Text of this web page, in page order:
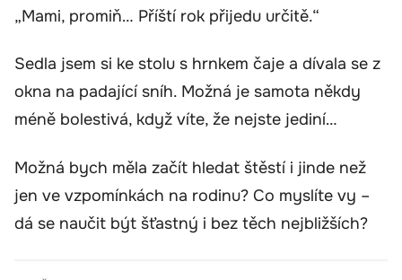
„Mami, promiň… Příští rok přijedu určitě.“
Sedla jsem si ke stolu s hrnkem čaje a dívala se z
okna na padající sníh. Možná je samota někdy
méně bolestivá, když víte, že nejste jediní…
Možná bych měla začít hledat štěstí i jinde než
jen ve vzpomínkách na rodinu? Co myslíte vy –
dá se naučit být šťastný i bez těch nejbližších?